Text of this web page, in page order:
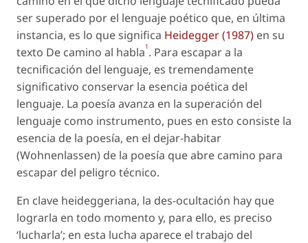
ser superado por el lenguaje poético que, en última
instancia, es lo que significa Heidegger (1987) en su
texto De camino al habla1. Para escapar a la
tecnificación del lenguaje, es tremendamente
significativo conservar la esencia poética del
lenguaje. La poesía avanza en la superación del
lenguaje como instrumento, pues en esto consiste la
esencia de la poesía, en el dejar-habitar
(Wohnenlassen) de la poesía que abre camino para
escapar del peligro técnico.
En clave heideggeriana, la des-ocultación hay que
lograrla en todo momento y, para ello, es preciso
‘lucharla’; en esta lucha aparece el trabajo del